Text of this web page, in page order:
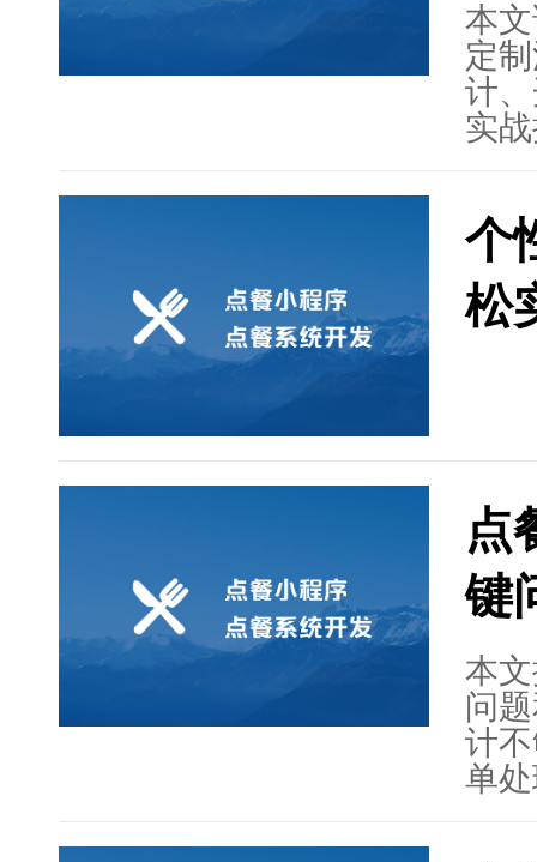
本
定
计
实
了
段
个
个
松
点
键
本
问
计
单